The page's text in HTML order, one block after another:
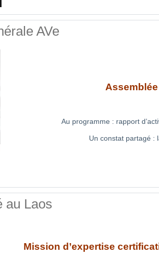
AVe
Assemblée
Au programme : rapport
Un constat partagé :
au Laos
Mission d’expertise